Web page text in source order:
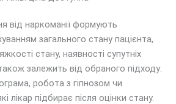
від наркоманії формують
загального стану пацієнта,
стану, наявності супутніх
залежить від обраного підходу:
робота з гіпнозом чи
лікар підбирає після оцінки стану.